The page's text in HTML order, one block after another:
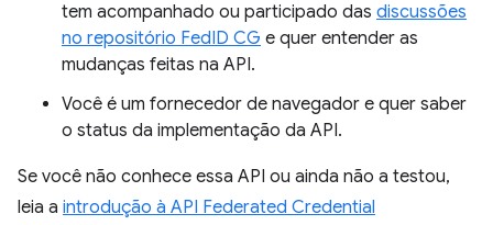
tem acompanhado ou participado das discussões
no repositório FedID CG e quer entender as
mudanças feitas na API.
Você é um fornecedor de navegador e quer saber
o status da implementação da API.
Se você não conhece essa API ou ainda não a testou,
leia a introdução à API Federated Credential